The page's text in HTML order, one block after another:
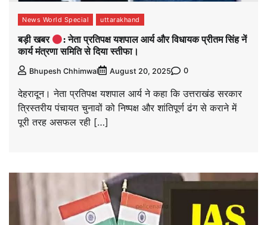
News World Special uttarakhand
बड़ी खबर
: नेता प्रतिपक्ष यशपाल आर्य और विधायक प्रीतम सिंह नें
कार्य मंत्रणा समिति से दिया स्तीफा।
Bhupesh Chhimwal August 20, 2025 0
देहरादून। नेता प्रतिपक्ष यशपाल आर्य ने कहा कि उत्तराखंड सरकार
त्रिस्तरीय पंचायत चुनावों को निष्पक्ष और शांतिपूर्ण ढंग से कराने में
पूरी तरह असफल रही […]